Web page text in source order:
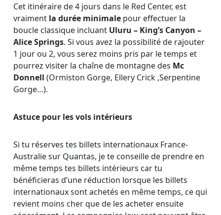
Cet itinéraire de 4 jours dans le Red Center, est
vraiment la durée minimale pour effectuer la
boucle classique incluant Uluru – King’s Canyon –
Alice Springs. Si vous avez la possibilité de rajouter
1 jour ou 2, vous serez moins pris par le temps et
pourrez visiter la chaîne de montagne des Mc
Donnell (Ormiston Gorge, Ellery Crick ,Serpentine
Gorge…).
Astuce pour les vols intérieurs
Si tu réserves tes billets internationaux France-
Australie sur Quantas, je te conseille de prendre en
même temps tes billets intérieurs car tu
bénéficieras d’une réduction lorsque les billets
internationaux sont achetés en même temps, ce qui
revient moins cher que de les acheter ensuite